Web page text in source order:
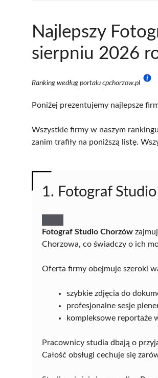
Najlepszy
sierpniu 2026
Ranking według portalu cpchorzow.pl
Poniżej prezentujemy najlepsze
Wszystkie firmy w naszym
zanim trafiły na poniższą listę.
1. Fotograf
Fotograf Studio Chorzów
Chorzowa, co świadczy o ich
Oferta firmy obejmuje szeroki
szybkie zdjęcia do
profesjonalne sesje
kompleksowe reportaże
Pracownicy studia dbają o
Całość obsługi cechuje się